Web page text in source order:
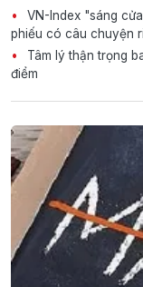
VN-Index "sáng
phiếu có câu chuyện
Tâm lý thận trọng
điểm